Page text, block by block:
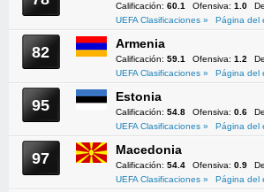
Calificación: 60.1 Ofensiva: 1.0
UEFA Clasificaciones »
Página del
82 Armenia
Calificación: 59.1 Ofensiva: 1.2
UEFA Clasificaciones »
Página del
95 Estonia
Calificación: 54.8 Ofensiva: 0.6
UEFA Clasificaciones »
Página del
97 Macedonia
Calificación: 54.4 Ofensiva: 0.9
UEFA Clasificaciones »
Página del